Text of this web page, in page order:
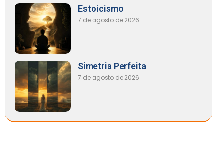
Estoicismo
7 de agosto de 2026
Simetria Perfeita
7 de agosto de 2026